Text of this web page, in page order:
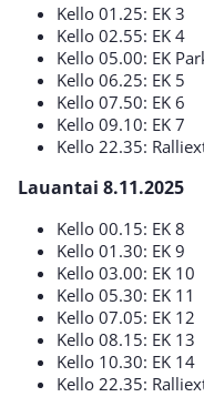
Kello 01.25: EK 3
Kello 02.55: EK 4
Kello 05.00: EK
Kello 06.25: EK 5
Kello 07.50: EK 6
Kello 09.10: EK 7
Kello 22.35:
Lauantai 8.11.2025
Kello 00.15: EK 8
Kello 01.30: EK 9
Kello 03.00: EK 10
Kello 05.30: EK 11
Kello 07.05: EK 12
Kello 08.15: EK 13
Kello 10.30: EK 14
Kello 22.35: